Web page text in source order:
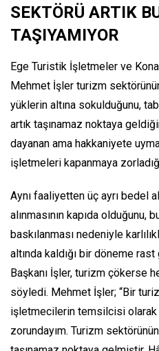
SEKTÖRÜ ARTIK
TAŞIYAMIYOR
Ege Turistik İşletmeler ve
Mehmet İşler turizm
yüklerin altına sokulduğunu,
artık taşınamaz noktaya
dayanan ama hakkaniyete
işletmeleri kapanmaya
Aynı faaliyetten üç ayrı bedel
alınmasının kapıda olduğunu,
baskılanması nedeniyle
altında kaldığı bir döneme
Başkanı İşler, turizm çökerse
söyledi. Mehmet İşler; “Bir
işletmecilerin temsilcisi olarak
zorundayım. Turizm